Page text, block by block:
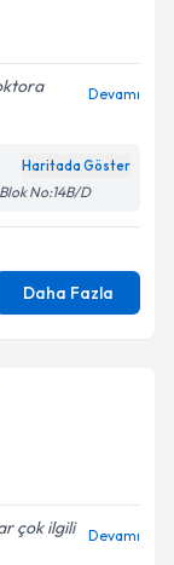
Aydınlatma
belirtilen
Devamı
Haritada Göster
No:14B/D
Daha Fazla
çok ilgili
Devamı